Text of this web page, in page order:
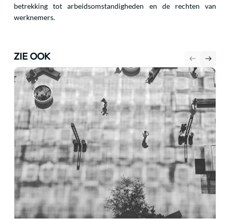
betrekking tot arbeidsomstandigheden en de rechten van
werknemers.
ZIE OOK